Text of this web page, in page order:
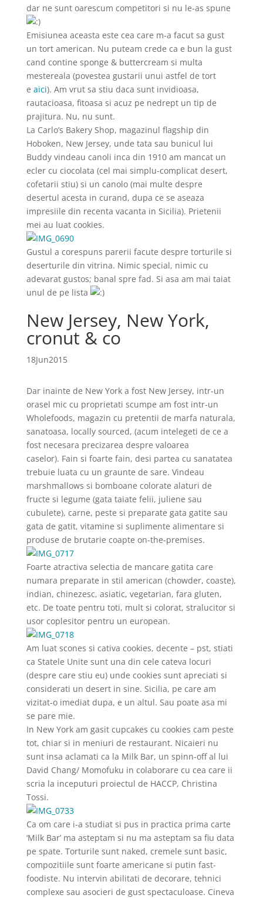
dar ne sunt oarescum competitori si nu le-as spune
Emisiunea aceasta este cea care m-a facut sa gust
un tort american. Nu puteam crede ca e bun la gust
cand contine sponge & buttercream si multa
mestereala (povestea gustarii unui astfel de tort
e aici). Am vrut sa stiu daca sunt invidioasa,
rautacioasa, fitoasa si acuz pe nedrept un tip de
prajitura. Nu, nu sunt.
La Carlo’s Bakery Shop, magazinul flagship din
Hoboken, New Jersey, unde tata sau bunicul lui
Buddy vindeau canoli inca din 1910 am mancat un
ecler cu ciocolata (cel mai simplu-complicat desert,
cofetarii stiu) si un canolo (mai multe despre
desertul acesta in curand, dupa ce se aseaza
impresiile din recenta vacanta in Sicilia). Prietenii
mei au luat cookies.
Gustul a corespuns parerii facute despre torturile si
deserturile din vitrina. Nimic special, nimic cu
adevarat gustos; banal spre fad. Si asa am mai taiat
unul de pe lista
New Jersey, New York,
cronut & co
18Jun2015
Dar inainte de New York a fost New Jersey, intr-un
orasel mic cu proprietati scumpe am fost intr-un
Wholefoods, magazin cu pretentii de marfa naturala,
sanatoasa, locally sourced, (acum intelegeti de ce a
fost necesara precizarea despre valoarea
caselor). Fain si foarte fain, desi partea cu sanatatea
trebuie luata cu un graunte de sare. Vindeau
marshmallows si bomboane colorate alaturi de
fructe si legume (gata taiate felii, juliene sau
cubulete), carne, peste si preparate gata gatite sau
gata de gatit, vitamine si suplimente alimentare si
produse de brutarie coapte on-the-premises.
Foarte atractiva selectia de mancare gatita care
numara preparate in stil american (chowder, coaste),
indian, chinezesc, asiatic, vegetarian, fara gluten,
etc. De toate pentru toti, mult si colorat, stralucitor si
usor coplesitor pentru un european.
Am luat scones si cativa cookies, decente – pst, stiati
ca Statele Unite sunt una din cele cateva locuri
(despre care stiu eu) unde cookies sunt apreciati si
considerati un desert in sine. Sicilia, pe care am
vizitat-o imediat dupa, e un altul. Sau poate asa mi
se pare mie.
In New York am gasit cupcakes cu cookies cam peste
tot, chiar si in meniuri de restaurant. Nicaieri nu
sunt insa aclamati ca la Milk Bar, un spinn-off al lui
David Chang/ Momofuku in colaborare cu cea care ii
scria la inceputuri proiectul de HACCP, Christina
Tossi.
Ca om care i-a studiat si pus in practica prima carte
‘Milk Bar’ ma asteptam si nu ma asteptam sa fiu data
pe spate. Torturile sunt naked, cremele sunt basic,
compozitiile sunt foarte americane si putin fast-
foodiste. Nu intervin abilitati de decorare, tehnici
complexe sau asocieri de gust spectaculoase. Cineva